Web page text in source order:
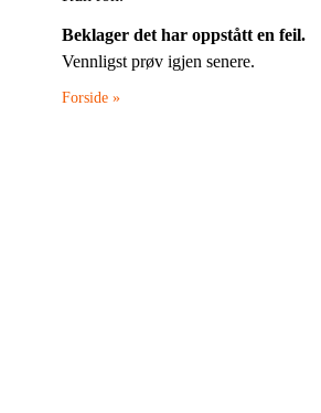
Beklager det har oppstått en feil.
Vennligst prøv igjen senere.
Forside »